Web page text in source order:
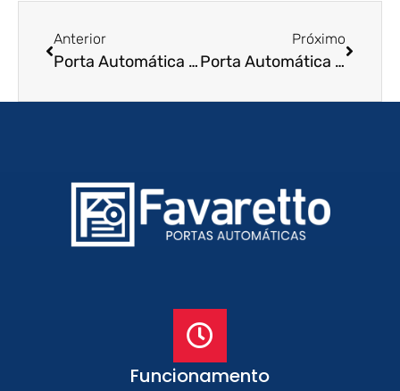
Anterior
Porta Automática de Enrolar em Porto Alegre – RS
Próximo
Porta Automática de Enrolar em Salto – SP
Funcionamento